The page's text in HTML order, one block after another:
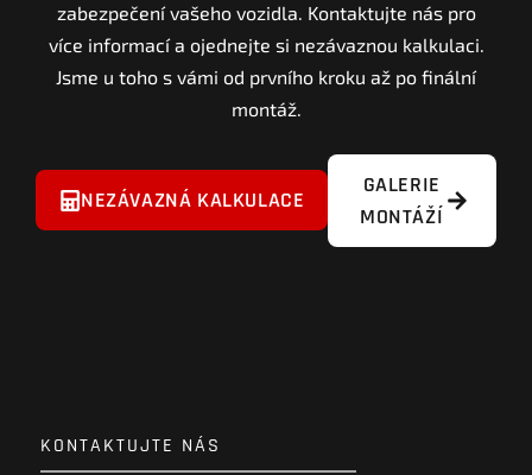
zabezpečení vašeho vozidla. Kontaktujte nás pro
více informací a ojednejte si nezávaznou kalkulaci.
Jsme u toho s vámi od prvního kroku až po finální
montáž.
NEZÁVAZNÁ KALKULACE
GALERIE
MONTÁŽÍ
KONTAKTUJTE NÁS